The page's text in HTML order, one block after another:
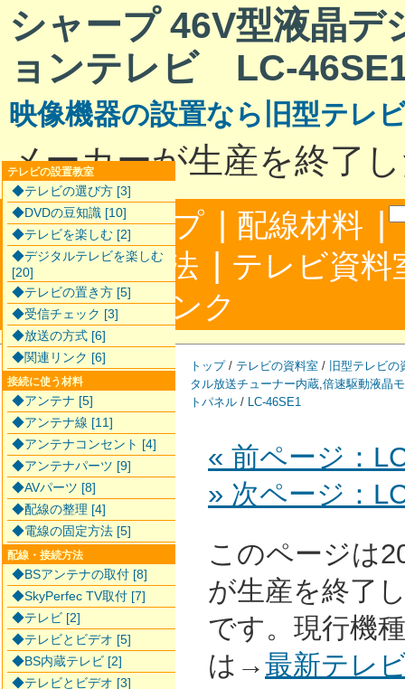
シャープ 46V型液晶デ
ョンテレビ LC-
映像機器の設置なら旧型テレ
メーカーが生産を終了
サイトマップ | 配線材料 |
配線接続方法 | テレビ資料
合わせ|リンク
トップ/ テレビの資料室 / 旧型テレビの
タル放送チューナー内蔵,倍速駆動液晶
トパネル / LC-46SE1
« 前ページ：
» 次ページ：
このページは
が生産を終了
です。現行機
は→最新テレ
テレビの設置教室
◆テレビの選び方 [3]
◆DVDの豆知識 [10]
◆テレビを楽しむ [2]
◆デジタルテレビを楽しむ
[20]
◆テレビの置き方 [5]
◆受信チェック [3]
◆放送の方式 [6]
◆関連リンク [6]
接続に使う材料
◆アンテナ [5]
◆アンテナ線 [11]
◆アンテナコンセント [4]
◆アンテナパーツ [9]
◆AVパーツ [8]
◆配線の整理 [4]
◆電線の固定方法 [5]
配線・接続方法
◆BSアンテナの取付 [8]
◆SkyPerfec TV取付 [7]
◆テレビ [2]
◆テレビとビデオ [5]
◆BS内蔵テレビ [2]
◆テレビとビデオ [3]